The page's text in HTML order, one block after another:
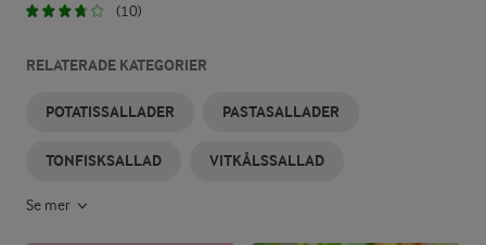
(10)
RELATERADE KATEGORIER
POTATISSALLADER PASTASALLADER
TONFISKSALLAD VITKÅLSSALLAD
Se mer